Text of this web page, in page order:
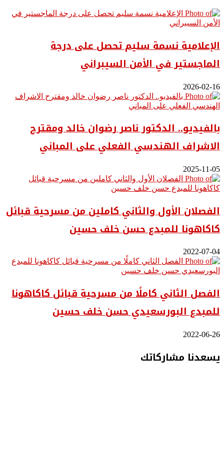
الإعلامية نسمة سليم تحصل على درجة
الماجستير في الأمن السيبراني
2026-02-16
بالفيديو.. ‎الدكتور ناصر رضوان خالد ومقترح
الاشراف الهندسي الفعلي على المباني
2025-11-05
الفصلان الأول والثاني كاملين من مسرحية قبائل
كاكاهونا للمبدع حسن خلف حسين
2022-07-04
الفصل الثاني كاملًا من مسرحية قبائل كاكاهونا
للمبدع البورسعيدي حسن خلف حسين
2022-06-26
يسعدنا مشاركاتك